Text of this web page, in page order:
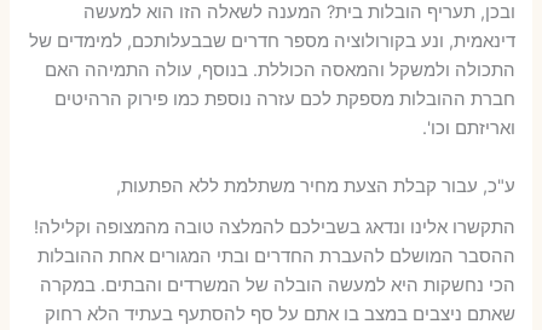
ובכן, תעריף הובלות בית? המענה לשאלה הזו הוא למעשה
דינאמית, ונע בקורולוציה מספר חדרים שבבעלותכם, למימדים של
התכולה ולמשקל והמאסה הכוללת. בנוסף, עולה התמיהה האם
חברת ההובלות מספקת לכם עזרה נוספת כמו פירוק הרהיטים
ואריזתם וכו'.
ע"כ, עבור קבלת הצעת מחיר משתלמת ללא הפתעות,
התקשרו אלינו ונדאג בשבילכם להמלצה טובה מהמצופה וקלילה!
ההסבר המושלם להעברת החדרים ובתי המגורים אחת ההובלות
הכי נחשקות היא למעשה הובלה של המשרדים והבתים. במקרה
שאתם ניצבים במצב בו אתם על סף להסתעף בעתיד הלא רחוק